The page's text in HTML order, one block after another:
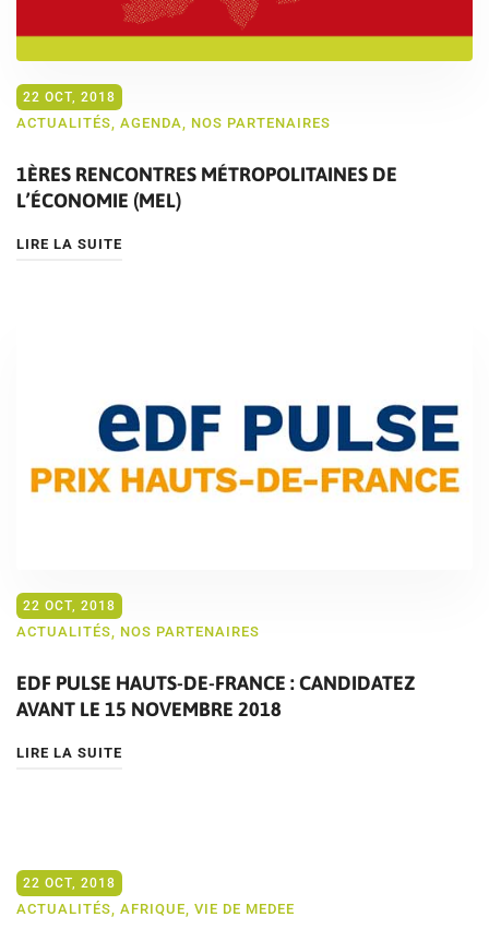
22 OCT, 2018
ACTUALITÉS, AGENDA, NOS PARTENAIRES
1ÈRES RENCONTRES MÉTROPOLITAINES DE
L’ÉCONOMIE (MEL)
LIRE LA SUITE
22 OCT, 2018
ACTUALITÉS NOS PARTENAIRES
EDF PULSE HAUTS-DE-FRANCE : CANDIDATEZ
AVANT LE 15 NOVEMBRE 2018
LIRE LA SUITE
22 OCT, 2018
ACTUALITÉS AFRIQUE VIE DE MEDEE